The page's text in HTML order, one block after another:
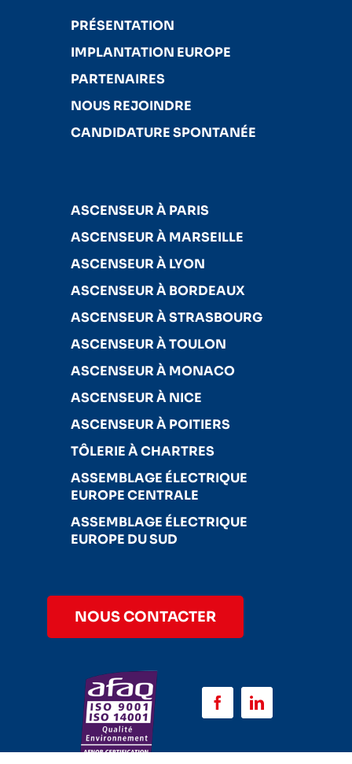
PRÉSENTATION
IMPLANTATION EUROPE
PARTENAIRES
NOUS REJOINDRE
CANDIDATURE SPONTANÉE
ASCENSEUR À PARIS
ASCENSEUR À MARSEILLE
ASCENSEUR À LYON
ASCENSEUR À BORDEAUX
ASCENSEUR À STRASBOURG
ASCENSEUR À TOULON
ASCENSEUR À MONACO
ASCENSEUR À NICE
ASCENSEUR À POITIERS
TÔLERIE À CHARTRES
ASSEMBLAGE ÉLECTRIQUE
EUROPE CENTRALE
ASSEMBLAGE ÉLECTRIQUE
EUROPE DU SUD
NOUS CONTACTER